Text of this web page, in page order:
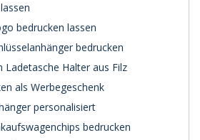
bedrucken lassen
bedrucken
Ladetasche Halter aus Filz
als Werbegeschenk
personalisiert
bedrucken